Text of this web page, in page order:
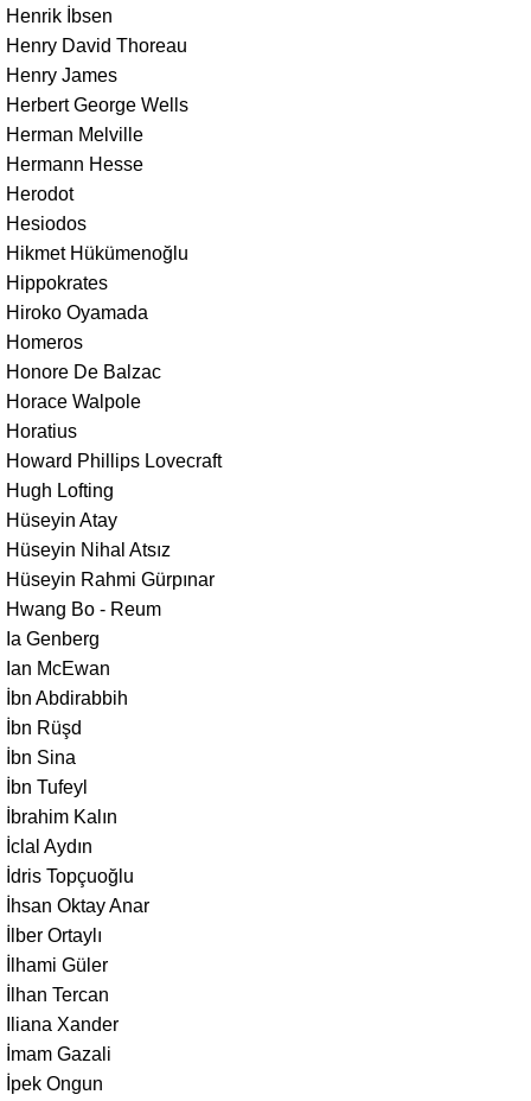
Henrik İbsen
Henry David Thoreau
Henry James
Herbert George Wells
Herman Melville
Hermann Hesse
Herodot
Hesiodos
Hikmet Hükümenoğlu
Hippokrates
Hiroko Oyamada
Homeros
Honore De Balzac
Horace Walpole
Horatius
Howard Phillips Lovecraft
Hugh Lofting
Hüseyin Atay
Hüseyin Nihal Atsız
Hüseyin Rahmi Gürpınar
Hwang Bo - Reum
Ia Genberg
Ian McEwan
İbn Abdirabbih
İbn Rüşd
İbn Sina
İbn Tufeyl
İbrahim Kalın
İclal Aydın
İdris Topçuoğlu
İhsan Oktay Anar
İlber Ortaylı
İlhami Güler
İlhan Tercan
Iliana Xander
İmam Gazali
İpek Ongun